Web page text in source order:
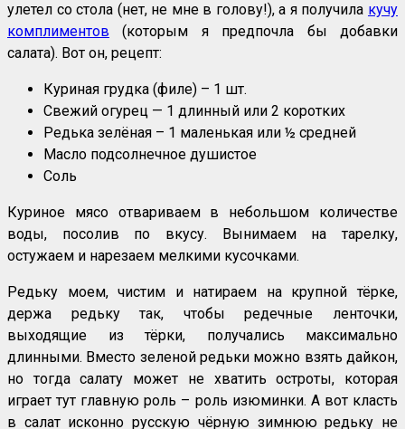
улетел со стола (нет, не мне в голову!), а я получила кучу
комплиментов (которым я предпочла бы добавки
салата). Вот он, рецепт:
Куриная грудка (филе) – 1 шт.
Свежий огурец — 1 длинный или 2 коротких
Редька зелёная – 1 маленькая или ½ средней
Масло подсолнечное душистое
Соль
Куриное мясо отвариваем в небольшом количестве
воды, посолив по вкусу. Вынимаем на тарелку,
остужаем и нарезаем мелкими кусочками.
Редьку моем, чистим и натираем на крупной тёрке,
держа редьку так, чтобы редечные ленточки,
выходящие из тёрки, получались максимально
длинными. Вместо зеленой редьки можно взять дайкон,
но тогда салату может не хватить остроты, которая
играет тут главную роль – роль изюминки. А вот класть
в салат исконно русскую чёрную зимнюю редьку не